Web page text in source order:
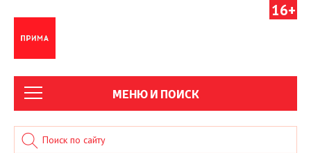
16+
МЕНЮ И ПОИСК